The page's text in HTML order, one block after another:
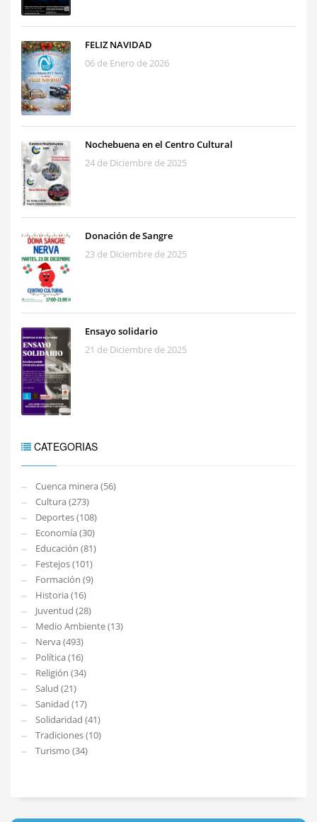
FELIZ NAVIDAD
06 de Enero de 2026
Nochebuena en el Centro Cultural
24 de Diciembre de 2025
Donación de Sangre
23 de Diciembre de 2025
Ensayo solidario
21 de Diciembre de 2025
CATEGORIAS
Cuenca minera (56)
Cultura (273)
Deportes (108)
Economía (30)
Educación (81)
Festejos (101)
Formación (9)
Historia (16)
Juventud (28)
Medio Ambiente (13)
Nerva (493)
Política (16)
Religión (34)
Salud (21)
Sanidad (17)
Solidaridad (41)
Tradiciones (10)
Turismo (34)